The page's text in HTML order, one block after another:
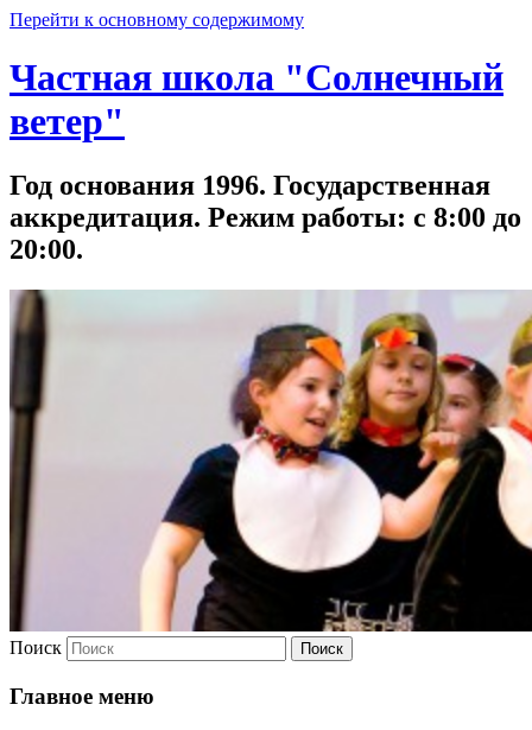
Перейти к основному содержимому
Частная школа "Солнечный
ветер"
Год основания 1996. Государственная
аккредитация. Режим работы: с 8:00 до
20:00.
Поиск
Главное меню